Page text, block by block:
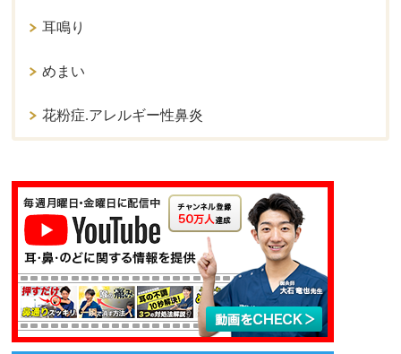
耳鳴り
めまい
花粉症.アレルギー性鼻炎